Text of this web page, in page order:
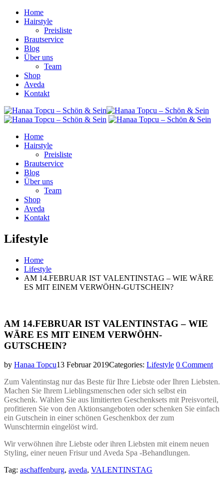
Home
Hairstyle
Preisliste
Brautservice
Blog
Über uns
Team
Shop
Aveda
Kontakt
Home
Hairstyle
Preisliste
Brautservice
Blog
Über uns
Team
Shop
Aveda
Kontakt
Lifestyle
Home
Lifestyle
AM 14.FEBRUAR IST VALENTINSTAG – WIE WÄRE
ES MIT EINEM VERWÖHN-GUTSCHEIN?
AM 14.FEBRUAR IST VALENTINSTAG – WIE
WÄRE ES MIT EINEM VERWÖHN-
GUTSCHEIN?
by Hanaa Topcu13 Februar 2019Categories: Lifestyle 0 Comment
Zum Valentinstag nur das Beste für Ihre Liebste oder Ihren Liebsten.
Machen Sie Ihrem Lieblingsmenschen oder sich selbst ein
Geschenk. Wählen Sie aus limitierten Geschenksets mit Preisvorteil,
profitieren Sie von den Aktionsangeboten oder schenken Sie einfach
ein Gutschein in einer schönen Geschenkbox der zum
Wunschtermin eingelöst wird.
Wir verwöhnen ihre Liebste oder ihren Liebsten mit einem neuen
Styling, einer neuen Frisur und Aveda Spa -Behandlungen.
Tag: aschaffenburg, aveda, VALENTINSTAG